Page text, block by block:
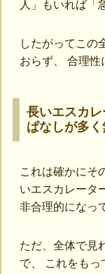
人」もいれば「
したがってこの
おらず、 合理性
長いエスカ
ぱなしが多く
これは確かにそ
いエスカレータ
非合理的になっ
ただ、全体で見
で、 これをも